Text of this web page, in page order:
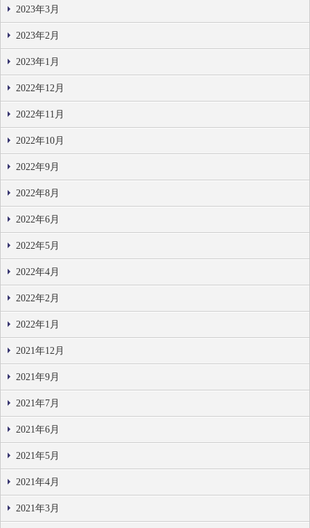
2023年3月
2023年2月
2023年1月
2022年12月
2022年11月
2022年10月
2022年9月
2022年8月
2022年6月
2022年5月
2022年4月
2022年2月
2022年1月
2021年12月
2021年9月
2021年7月
2021年6月
2021年5月
2021年4月
2021年3月